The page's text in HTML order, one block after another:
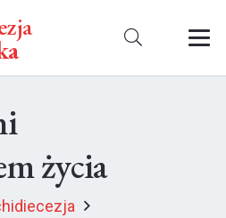
życia